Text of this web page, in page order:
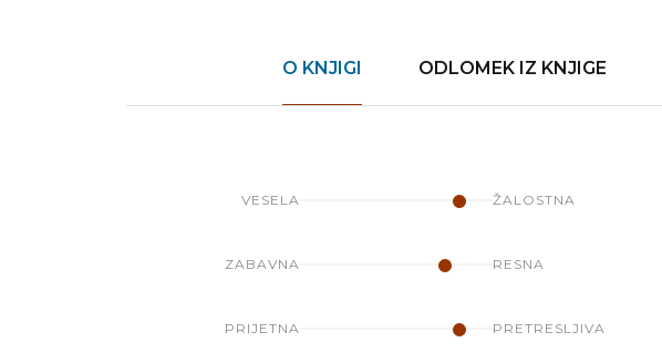
O KNJIGI ODLOMEK IZ KNJIGE
VESELA ŽALOSTNA
ZABAVNA RESNA
PRIJETNA PRETRESLJIVA